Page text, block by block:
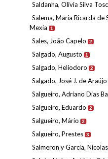
Saldanha, Olívia Silva
Salema, Maria Ricarda de
Mexia
1
Sales, João Capelo 2
Salgado, Augusto 1
Salgado, Heliodoro 2
Salgado, José J. de Araújo
Salgueiro, Adriano Dias
Salgueiro, Eduardo 2
Salgueiro, Mário 2
Salgueiro, Prestes 3
Salmeron y Garcia, Nicolas